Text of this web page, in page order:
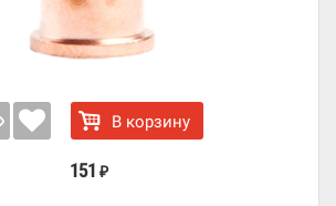
В корзину
151 ₽